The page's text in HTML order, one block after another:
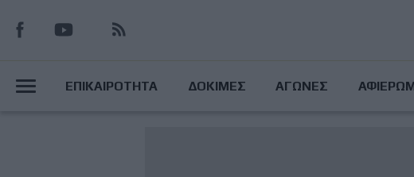
προς
κυρίως
MainΕΠΙΚΑΙΡΟΤΗΤΑ ΔΟΚΙΜΕΣ ΑΓΩΝΕΣ